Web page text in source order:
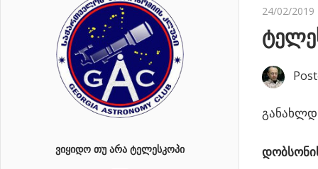
24/02/2019
ᲕᲘᲧᲘᲓᲝ ᲗᲣ ᲐᲠᲐ ᲢᲔᲚᲔᲡᲙᲝᲞᲘ